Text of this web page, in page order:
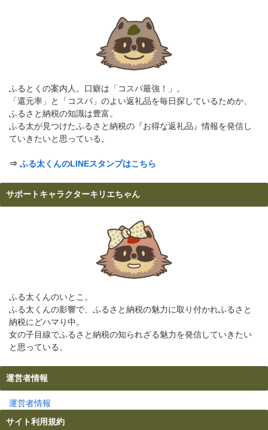
ふるとくの案内人。口癖は「コスパ最強！」。
「還元率」と「コスパ」のよい返礼品を毎日探しているためか、
ふるさと納税の知識は豊富。
ふる太が見つけたふるさと納税の『お得な返礼品』情報を発信し
ていきたいと思っている。
⇒ ふる太くんのLINEスタンプはこちら
サポートキャラクターキリエちゃん
ふる太くんのいとこ。
ふる太くんの影響で、ふるさと納税の魅力に取り付かれふるさと
納税にどハマり中。
女の子目線でふるさと納税の知られざる魅力を発信していきたい
と思っている。
運営者情報
運営者情報
サイト利用規約